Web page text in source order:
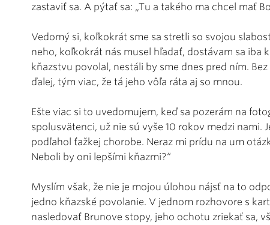
zastaviť sa. A pýtať sa: „Tu a takého ma chcel mať
Vedomý si, koľkokrát sme sa stretli so svojou
neho, koľkokrát nás musel hľadať, dostávam sa iba
kňazstvu povolal, nestáli by sme dnes pred ním.
ďalej, tým viac, že tá jeho vôľa ráta aj so mnou.
Ešte viac si to uvedomujem, keď sa pozerám na
spolusvätenci, už nie sú vyše 10 rokov medzi nami.
podľahol ťažkej chorobe. Neraz mi prídu na um
Neboli by oni lepšími kňazmi?“
Myslím však, že nie je mojou úlohou nájsť na to
jedno kňazské povolanie. V jednom rozhovore s
nasledovať Brunove stopy, jeho ochotu zriekať sa,